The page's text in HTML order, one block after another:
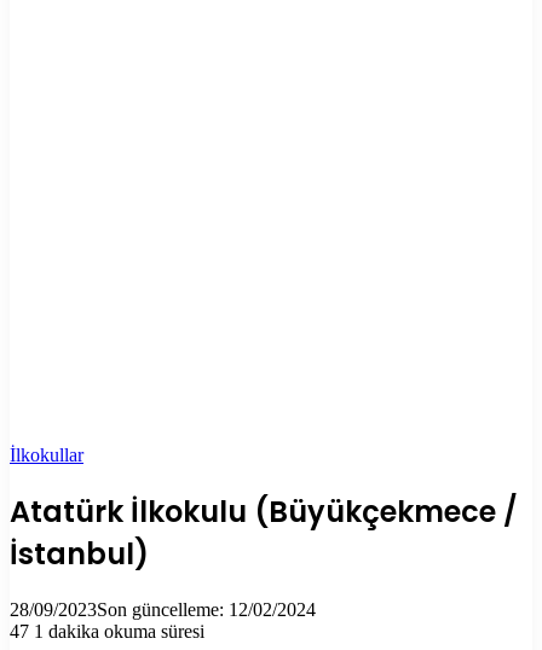
İlkokullar
Atatürk İlkokulu (Büyükçekmece /
İstanbul)
28/09/2023Son güncelleme: 12/02/2024
47 1 dakika okuma süresi